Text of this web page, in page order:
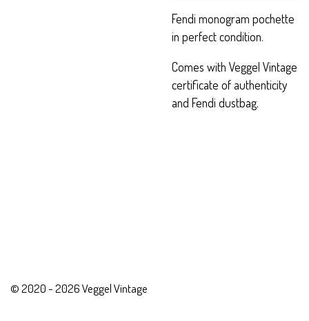
Fendi monogram pochette
in perfect condition.
Comes with Veggel Vintage
certificate of authenticity
and Fendi dustbag.
© 2020 - 2026 Veggel Vintage